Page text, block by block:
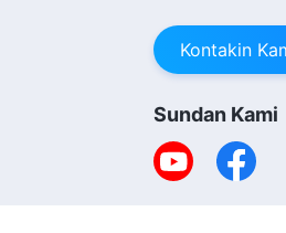
Kontakin
Sundan Kami